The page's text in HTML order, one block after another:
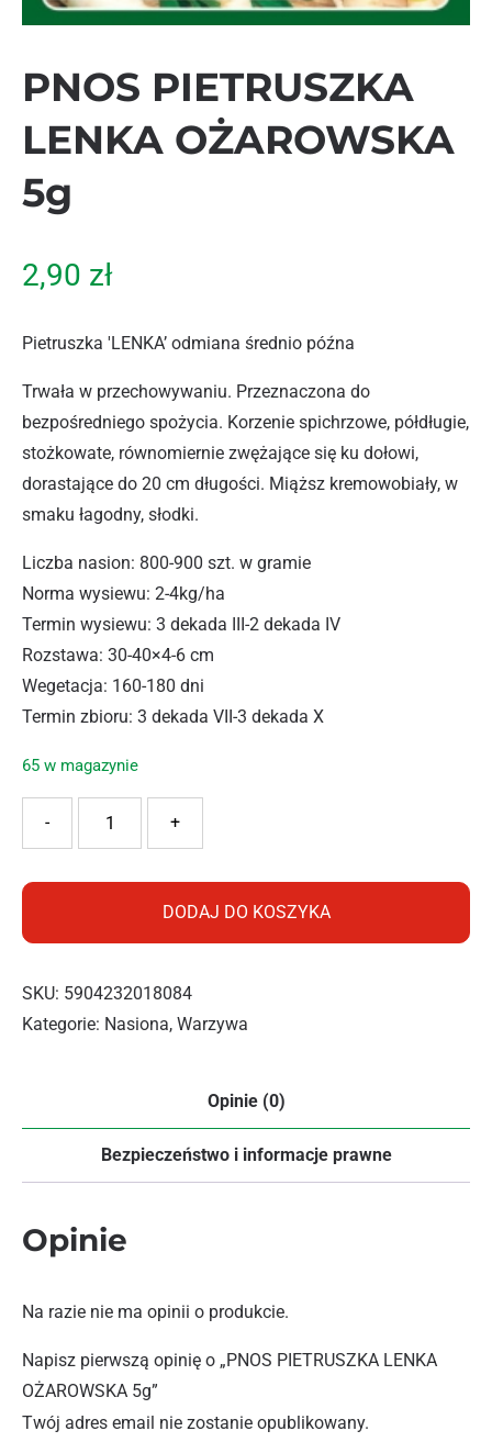
PNOS PIETRUSZKA
LENKA OŻAROWSKA
5g
2,90 zł
Pietruszka 'LENKA’ odmiana średnio późna
Trwała w przechowywaniu. Przeznaczona do
bezpośredniego spożycia. Korzenie spichrzowe, półdługie,
stożkowate, równomiernie zwężające się ku dołowi,
dorastające do 20 cm długości. Miąższ kremowobiały, w
smaku łagodny, słodki.
Liczba nasion: 800-900 szt. w gramie
Norma wysiewu: 2-4kg/ha
Termin wysiewu: 3 dekada III-2 dekada IV
Rozstawa: 30-40×4-6 cm
Wegetacja: 160-180 dni
Termin zbioru: 3 dekada VII-3 dekada X
65 w magazynie
+
-
DODAJ DO KOSZYKA
SKU: 5904232018084
Kategorie: Nasiona, Warzywa
Opinie (0)
Bezpieczeństwo i informacje prawne
Opinie
Na razie nie ma opinii o produkcie.
Napisz pierwszą opinię o „PNOS PIETRUSZKA LENKA
OŻAROWSKA 5g”
Twój adres email nie zostanie opublikowany.